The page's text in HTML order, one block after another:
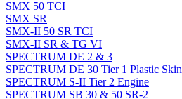
SMX 50 TCI
SMX SR
SMX-II 50 SR TCI
SMX-II SR & TG VI
SPECTRUM DE 2 & 3
SPECTRUM DE 30 Tier 1 Plastic Skin
SPECTRUM S-II Tier 2 Engine
SPECTRUM SB 30 & 50 SR-2